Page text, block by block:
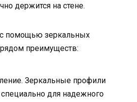
держится на стене.
помощью зеркальных
преимуществ:
Зеркальные профили
для надежного